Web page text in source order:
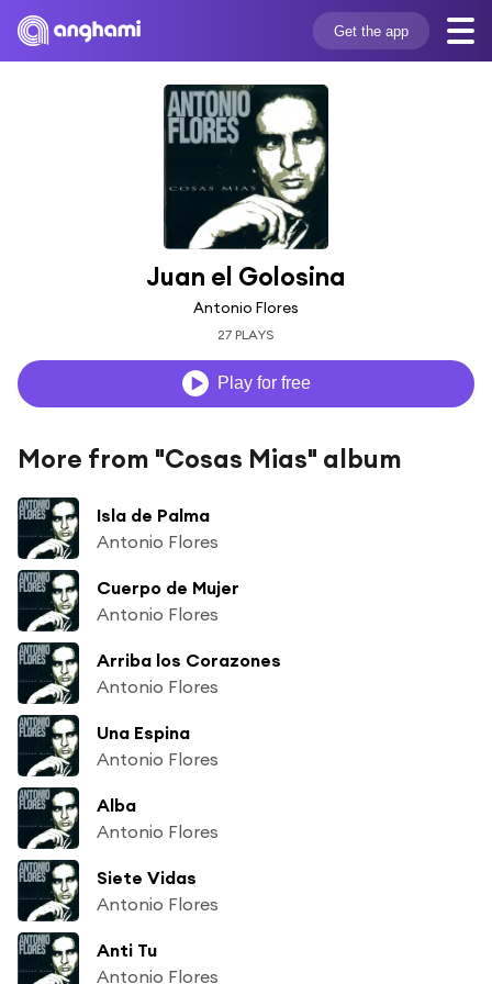
Get the app
Juan el Golosina
Antonio Flores
27 PLAYS
Play for free
More from "Cosas Mias" album
Isla de Palma
Antonio Flores
Cuerpo de Mujer
Antonio Flores
Arriba los Corazones
Antonio Flores
Una Espina
Antonio Flores
Alba
Antonio Flores
Siete Vidas
Antonio Flores
Anti Tu
Antonio Flores